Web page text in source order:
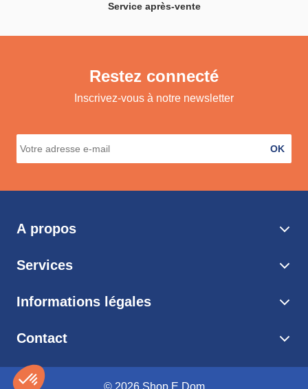
Service après-vente
Restez connecté
Inscrivez-vous à notre newsletter
OK
A propos
Services
Informations légales
Contact
© 2026 Shop E Dom